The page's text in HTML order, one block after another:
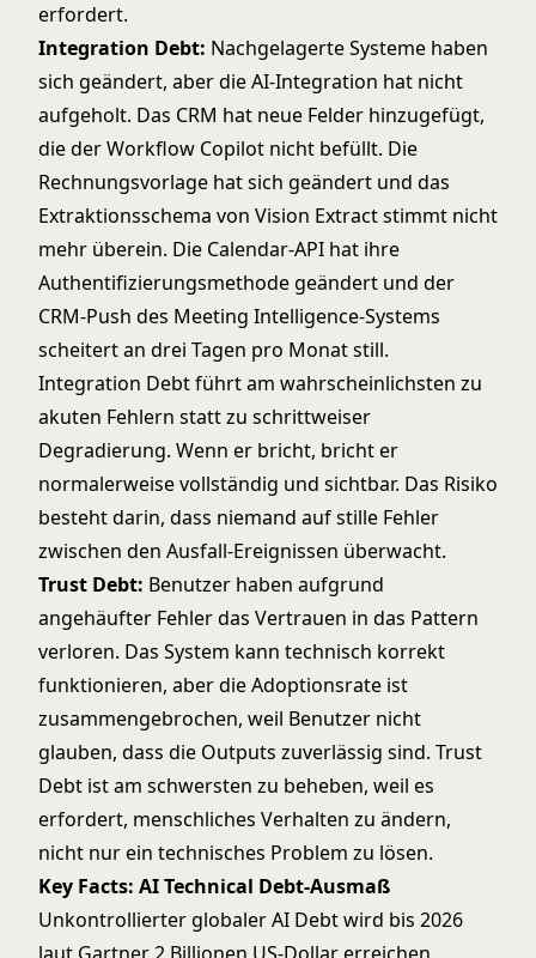
erfordert.
Integration Debt: Nachgelagerte Systeme haben
sich geändert, aber die AI-Integration hat nicht
aufgeholt. Das CRM hat neue Felder hinzugefügt,
die der Workflow Copilot nicht befüllt. Die
Rechnungsvorlage hat sich geändert und das
Extraktionsschema von Vision Extract stimmt nicht
mehr überein. Die Calendar-API hat ihre
Authentifizierungsmethode geändert und der
CRM-Push des Meeting Intelligence-Systems
scheitert an drei Tagen pro Monat still.
Integration Debt führt am wahrscheinlichsten zu
akuten Fehlern statt zu schrittweiser
Degradierung. Wenn er bricht, bricht er
normalerweise vollständig und sichtbar. Das Risiko
besteht darin, dass niemand auf stille Fehler
zwischen den Ausfall-Ereignissen überwacht.
Trust Debt: Benutzer haben aufgrund
angehäufter Fehler das Vertrauen in das Pattern
verloren. Das System kann technisch korrekt
funktionieren, aber die Adoptionsrate ist
zusammengebrochen, weil Benutzer nicht
glauben, dass die Outputs zuverlässig sind. Trust
Debt ist am schwersten zu beheben, weil es
erfordert, menschliches Verhalten zu ändern,
nicht nur ein technisches Problem zu lösen.
Key Facts: AI Technical Debt-Ausmaß
Unkontrollierter globaler AI Debt wird bis 2026